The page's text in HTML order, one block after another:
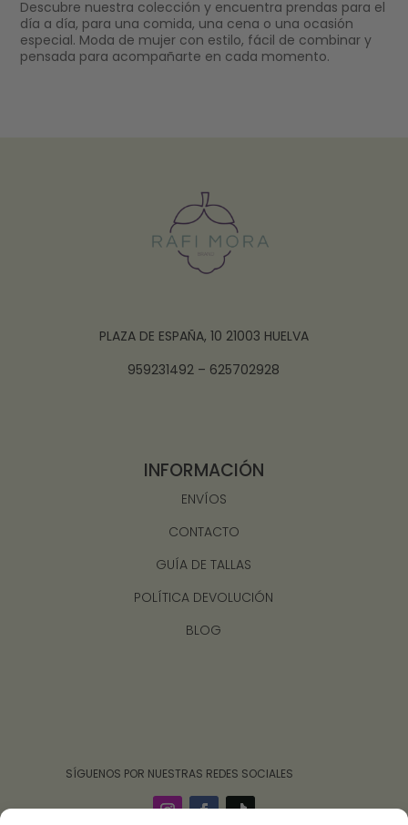
Descubre nuestra colección y encuentra prendas para el
día a día, para una comida, una cena o una ocasión
especial. Moda de mujer con estilo, fácil de combinar y
pensada para acompañarte en cada momento.
PLAZA DE ESPAÑA, 10 21003 HUELVA
959231492 – 625702928
INFORMACIÓN
ENVÍOS
CONTACTO
GUÍA DE TALLAS
POLÍTICA DEVOLUCIÓN
BLOG
‎ ‎ ‎ ‎ ‎ ‎‎ ‎ SÍGUENOS POR NUESTRAS REDES SOCIALES